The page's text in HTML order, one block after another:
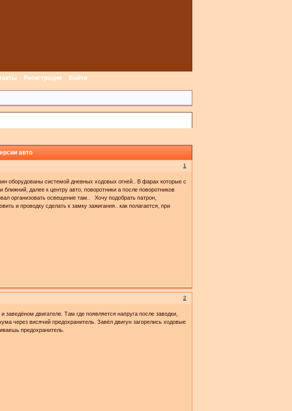
Регистрация Войти
авто
1
оборудованы системой дневных ходовых огней.. В фарах которые с
далее к центру авто, поворотники а после поворотников
организовать освещение там.. Хочу подобрать патрон,
и проводку сделать к замку зажигания.. как полагается, при
2
двигателе. Там где появляется напруга после заводки,
через висячий предохранитель. Завёл двигун загорелись ходовые
предохранитель.